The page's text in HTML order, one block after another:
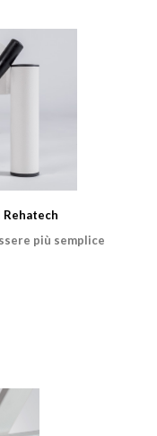
più semplice